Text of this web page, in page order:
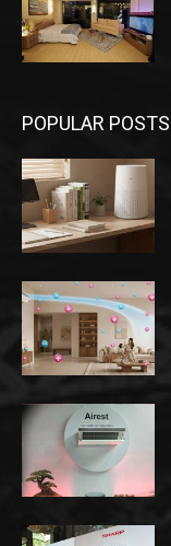
POPULAR POSTS